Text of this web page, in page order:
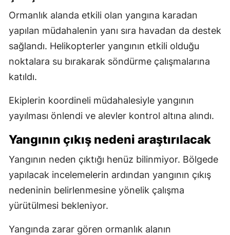
Ormanlık alanda etkili olan yangına karadan
yapılan müdahalenin yanı sıra havadan da destek
sağlandı. Helikopterler yangının etkili olduğu
noktalara su bırakarak söndürme çalışmalarına
katıldı.
Ekiplerin koordineli müdahalesiyle yangının
yayılması önlendi ve alevler kontrol altına alındı.
Yangının çıkış nedeni araştırılacak
Yangının neden çıktığı henüz bilinmiyor. Bölgede
yapılacak incelemelerin ardından yangının çıkış
nedeninin belirlenmesine yönelik çalışma
yürütülmesi bekleniyor.
Yangında zarar gören ormanlık alanın